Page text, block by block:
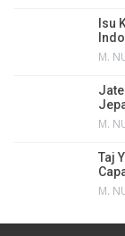
Isu
M.
M.
Taj
M.